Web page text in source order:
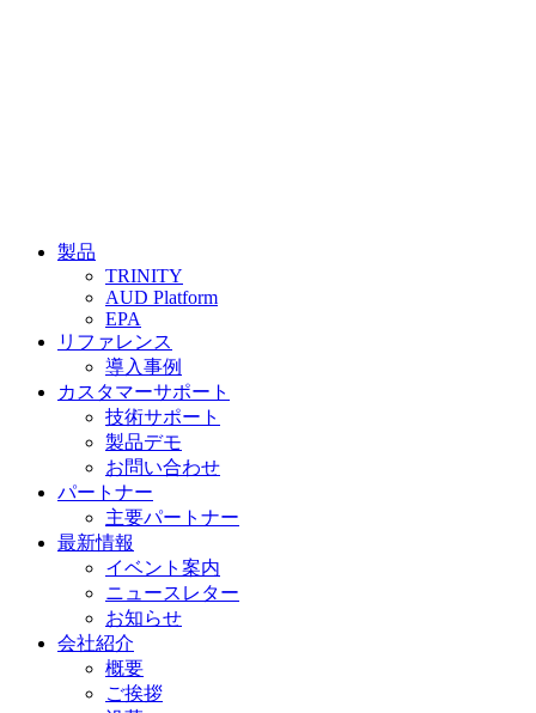
製品
TRINITY
AUD Platform
EPA
リファレンス
導入事例
カスタマーサポート
技術サポート
製品デモ
お問い合わせ
パートナー
主要パートナー
最新情報
イベント案内
ニュースレター
お知らせ
会社紹介
概要
ご挨拶